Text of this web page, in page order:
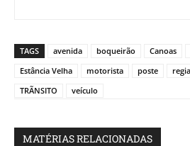
TAGS avenida boqueirão Canoas
Estância Velha
motorista poste
TRÃNSITO
veículo
MATÉRIAS RELACIONADAS